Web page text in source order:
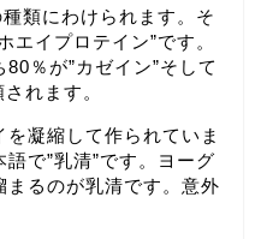
類にわけられます。そ
エイプロテイン”です。
％が”カゼイン”そして
れます。
凝縮して作られていま
で”乳清”です。ヨーグ
まるのが乳清です。意外